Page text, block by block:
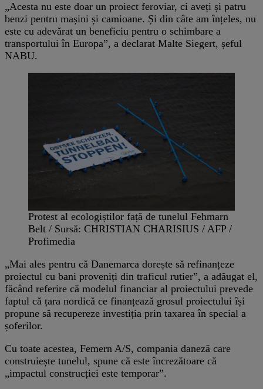
„Acesta nu este doar un proiect feroviar, ci aveți și patru
benzi pentru mașini și camioane. Și din câte am înțeles, nu
este cu adevărat un beneficiu pentru o schimbare a
transportului în Europa”, a declarat Malte Siegert, șeful
NABU.
Protest al ecologiștilor față de tunelul Fehmarn
Belt / Sursă: CHRISTIAN CHARISIUS / AFP /
Profimedia
„Mai ales pentru că Danemarca dorește să refinanțeze
proiectul cu bani proveniți din traficul rutier”, a adăugat el,
făcând referire că modelul financiar al proiectului prevede
faptul că țara nordică ce finanțează grosul proiectului își
propune să recupereze investiția prin taxarea în special a
șoferilor.
Cu toate acestea, Femern A/S, compania daneză care
construiește tunelul, spune că este încrezătoare că
„impactul construcției este temporar”.